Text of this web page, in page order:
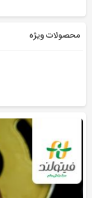
محصولات ویژه